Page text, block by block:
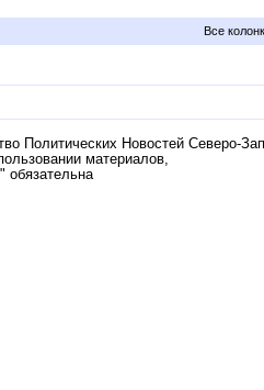
Все
Политических Новостей Северо-
материалов,
обязательна